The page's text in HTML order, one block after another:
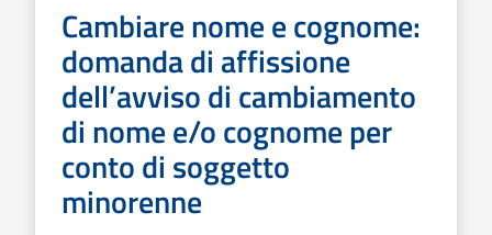
Cambiare nome e cognome:
domanda di affissione
dell’avviso di cambiamento
di nome e/o cognome per
conto di soggetto
minorenne